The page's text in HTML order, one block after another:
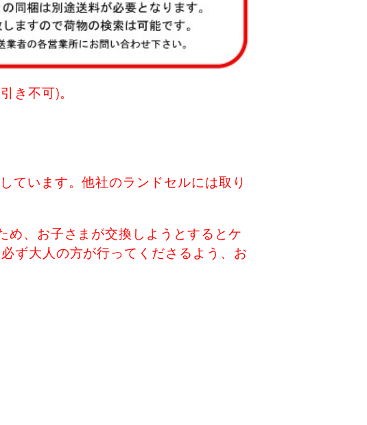
き不可)。
ています。他社のランドセルには取り
、お子さまが交換しようとするとケ
ず大人の方が行ってくださるよう、お